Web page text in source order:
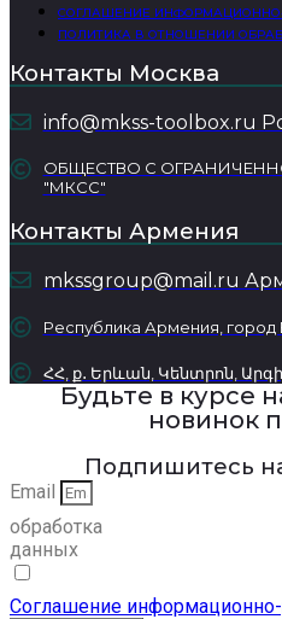
СОГЛАШЕНИЕ
ПОЛИТИКА В ОТНОШЕНИИ
Контакты Москва
info@mkss-toolbox.ru
ОБЩЕСТВО С
"МКСС"
Контакты Армения
mkssgroup@mail.ru
Республика Армения, город
ՀՀ, ք․ Երևան, Կենտրոն,
Будьте в курсе
новинок
Подпишитесь
Email
обработка
данных
Соглашение